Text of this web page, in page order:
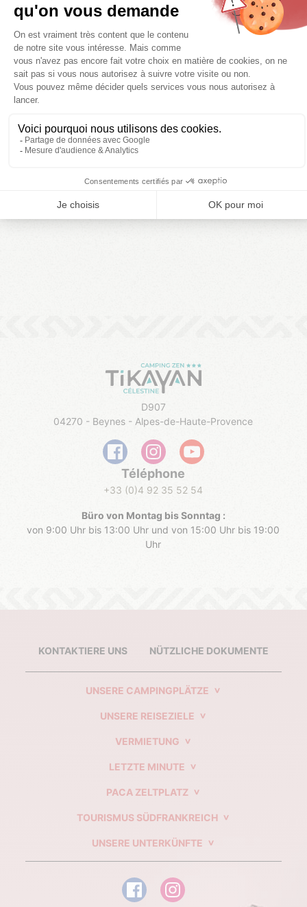
Célestine zur Verfügung.
UnserRezeptionsteamfreut sich, Sie jeden Tag
begrüßen zu dürfen, um Sie über dieAktivitäten in der
Näheunseres Campingplatzes zu informieren:
Spaziergang mitten in der Hochebene vonValensole,
Wassersportaktivitäten in der
Dörfer, ...
D907
04270 - Beynes - Alpes-de-Haute-Provence
Téléphone
+33 (0)4 92 35 52 54
Büro von Montag bis Sonntag :
von 9:00 Uhr bis 13:00 Uhr und von 15:00 Uhr bis 19:00
Uhr
KONTAKTIERE UNS NÜTZLICHE DOKUMENTE
UNSERE CAMPINGPLÄTZE
UNSERE REISEZIELE
VERMIETUNG
LETZTE MINUTE
PACA ZELTPLATZ
TOURISMUS SÜDFRANKREICH
UNSERE UNTERKÜNFTE